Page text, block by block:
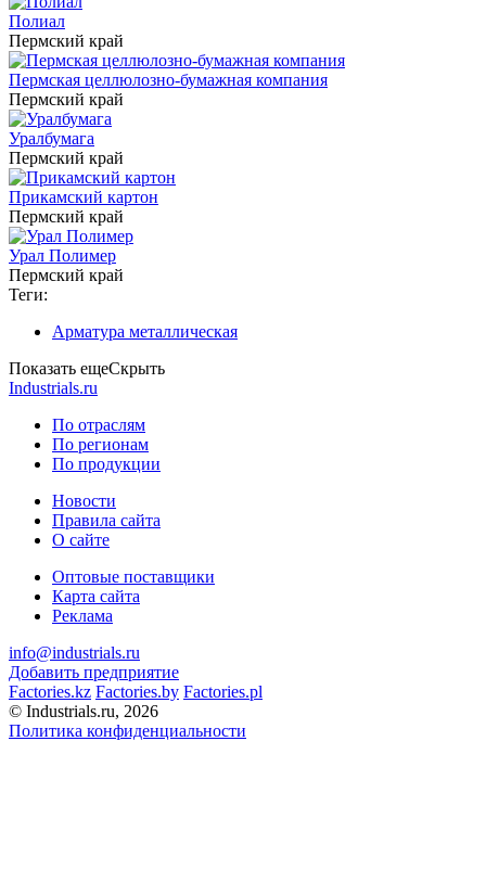
Полиал
Пермский край
Пермская целлюлозно-бумажная компания
Пермский край
Уралбумага
Пермский край
Прикамский картон
Пермский край
Урал Полимер
Пермский край
Теги:
Арматура металлическая
Показать ещеСкрыть
Industrials.ru
По отраслям
По регионам
По продукции
Новости
Правила сайта
О сайте
Оптовые поставщики
Карта сайта
Реклама
info@industrials.ru
Добавить предприятие
Factories.kz Factories.by Factories.pl
© Industrials.ru, 2026
Политика конфиденциальности